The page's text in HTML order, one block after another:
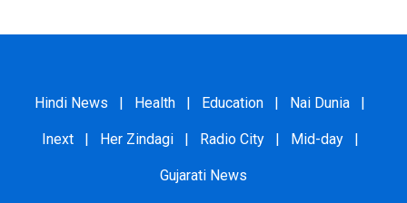
Hindi News | Health | Education | Nai Dunia |
Inext | Her Zindagi | Radio City | Mid-day |
Gujarati News